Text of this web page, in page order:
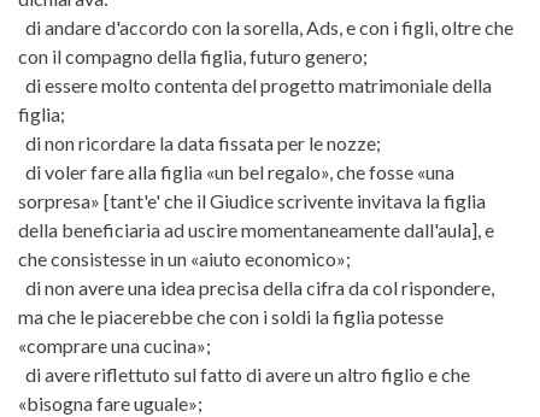
di andare d'accordo con la sorella, Ads, e con i figli, oltre che
con il compagno della figlia, futuro genero;
di essere molto contenta del progetto matrimoniale della
figlia;
di non ricordare la data fissata per le nozze;
di voler fare alla figlia «un bel regalo», che fosse «una
sorpresa» [tant'e' che il Giudice scrivente invitava la figlia
della beneficiaria ad uscire momentaneamente dall'aula], e
che consistesse in un «aiuto economico»;
di non avere una idea precisa della cifra da col rispondere,
ma che le piacerebbe che con i soldi la figlia potesse
«comprare una cucina»;
di avere riflettuto sul fatto di avere un altro figlio e che
«bisogna fare uguale»;